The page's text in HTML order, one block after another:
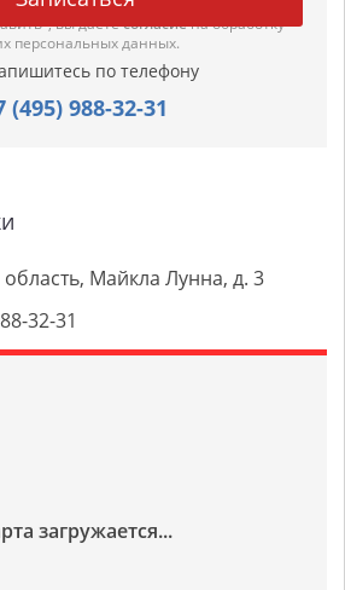
вы даетесогласиена обработку
персональных данных.
по телефону
(495) 988-32-31
Майкла Лунна, д. 3
32-31